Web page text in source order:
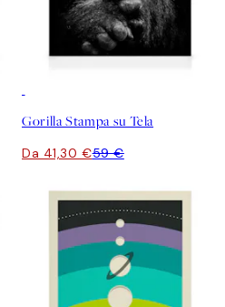
Gorilla Stampa su Tela
Da 41,30 €59 €